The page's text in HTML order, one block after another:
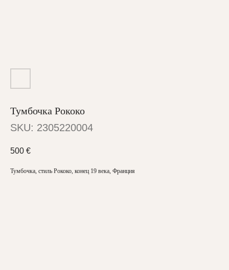
Тумбочка Рококо
SKU: 2305220004
500 €
Тумбочка, стиль Рококо, конец 19 века, Франция